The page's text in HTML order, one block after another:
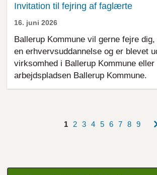
Invitation til fejring af faglærte
16. juni 2026
Ballerup Kommune vil gerne fejre
en erhvervsuddannelse og er blevet
virksomhed i Ballerup Kommune eller
arbejdspladsen Ballerup Kommune.
Nuværende
1 Side
2 Side
3 Side
4 Side
5 Side
6 Side
7 Side
8 Side
9